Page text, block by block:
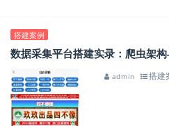
搭建案例
数据采集平台搭建实录：爬虫架
admin 搭建